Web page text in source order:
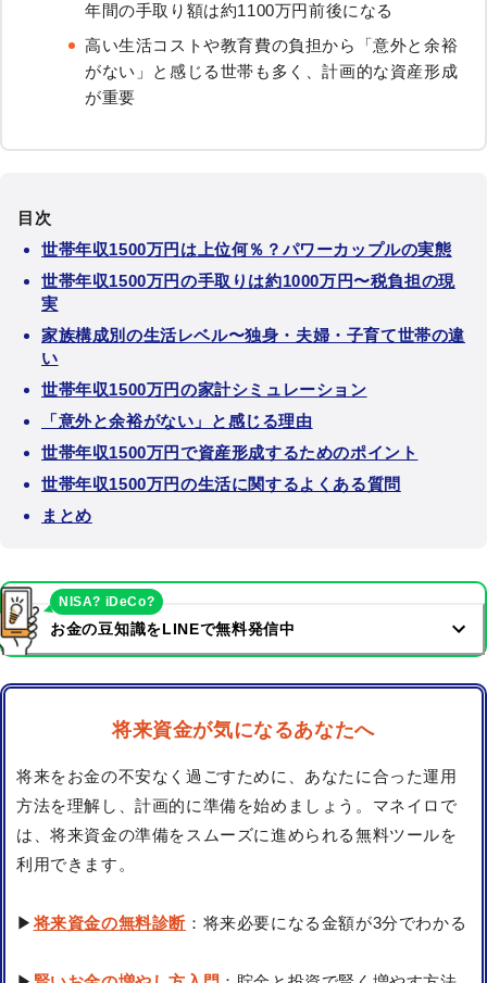
年間の手取り額は約1100万円前後になる
高い生活コストや教育費の負担から「意外と余裕
がない」と感じる世帯も多く、計画的な資産形成
が重要
目次
世帯年収1500万円は上位何％？パワーカップルの実態
世帯年収1500万円の手取りは約1000万円〜税負担の現
実
家族構成別の生活レベル〜独身・夫婦・子育て世帯の違
い
世帯年収1500万円の家計シミュレーション
「意外と余裕がない」と感じる理由
世帯年収1500万円で資産形成するためのポイント
世帯年収1500万円の生活に関するよくある質問
まとめ
お金の豆知識をLINEで無料発信中
NISA? iDeCo?
将来資金が気になるあなたへ
将来をお金の不安なく過ごすために、あなたに合った運用
方法を理解し、計画的に準備を始めましょう。マネイロで
は、将来資金の準備をスムーズに進められる無料ツールを
利用できます。
▶将来資金の無料診断 ：将来必要になる金額が3分でわかる